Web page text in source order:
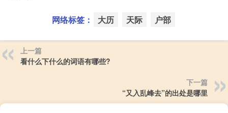
网络标签： 大历 天际 户部
上一篇
看什么下什么的词语有哪些?
下一篇
“又入乱峰去”的出处是哪里